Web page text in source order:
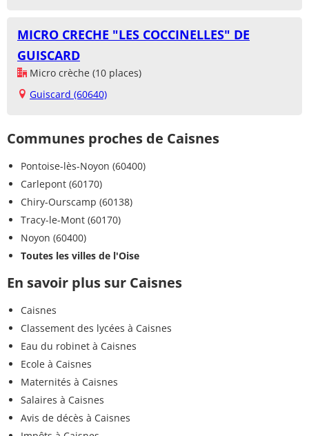
MICRO CRECHE "LES COCCINELLES" DE
GUISCARD
Micro crèche (10 places)
Guiscard (60640)
Communes proches de Caisnes
Pontoise-lès-Noyon (60400)
Carlepont (60170)
Chiry-Ourscamp (60138)
Tracy-le-Mont (60170)
Noyon (60400)
Toutes les villes de l'Oise
En savoir plus sur Caisnes
Caisnes
Classement des lycées à Caisnes
Eau du robinet à Caisnes
Ecole à Caisnes
Maternités à Caisnes
Salaires à Caisnes
Avis de décès à Caisnes